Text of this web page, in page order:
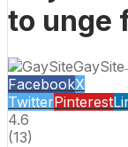
to unge
GaySite
FacebookX
TwitterPinterest
4.6
(13)